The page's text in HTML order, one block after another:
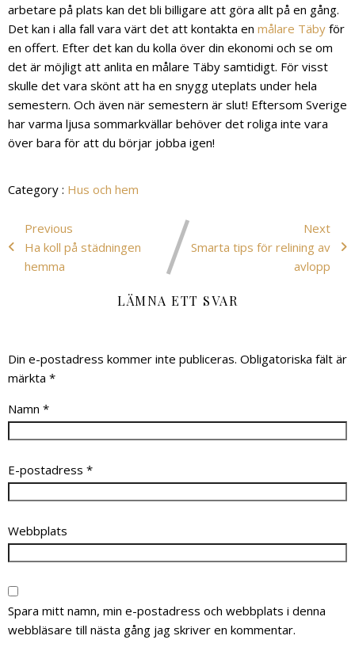
arbetare på plats kan det bli billigare att göra allt på en gång.
Det kan i alla fall vara värt det att kontakta en målare Täby för
en offert. Efter det kan du kolla över din ekonomi och se om
det är möjligt att anlita en målare Täby samtidigt. För visst
skulle det vara skönt att ha en snygg uteplats under hela
semestern. Och även när semestern är slut! Eftersom Sverige
har varma ljusa sommarkvällar behöver det roliga inte vara
över bara för att du börjar jobba igen!
Category : Hus och hem
Previous
Ha koll på städningen
hemma
Next
Smarta tips för relining av
avlopp
LÄMNA ETT SVAR
Din e-postadress kommer inte publiceras. Obligatoriska fält är
märkta *
Namn *
E-postadress *
Webbplats
Spara mitt namn, min e-postadress och webbplats i denna
webbläsare till nästa gång jag skriver en kommentar.